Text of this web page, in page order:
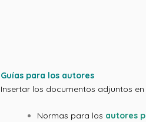
Guías para los autores
Insertar los documentos adjuntos en
Normas para los autores